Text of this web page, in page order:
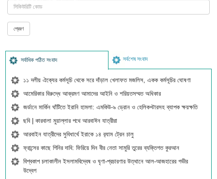
সর্বাধিক পঠিত সংবাদ সর্বশেষ সংবাদ
১১ দলীয় ঐক্যের কর্মসূচি থেকে সরে দাঁড়াল খেলাফত মজলিস, একক কর্মসূচির ঘোষণা
আমেরিকার বিরুদ্ধে আক্রমণ আমাদের আইনি ও শরিয়তসম্মত অধিকার
জর্ডানে মার্কিন ঘাঁটিতে ইরানি হামলা: এমকিউ-৯ ড্রোন ও হেলিকপ্টারসহ ব্যাপক ক্ষয়ক্ষতি
ছবি | কারবালা মুয়াল্লার পথে আরবাঈন যাত্রীরা
আরবাইন যাত্রীদের সুবিধার্থে ইরাকে ১৪ র‍্যাম ট্রেন চালু
ফ্রান্সের কাছে গিনির দাবি: ফিরিয়ে দিন বীর নেতা সামুরি তুরের ব্যক্তিগত কুরআন
বিশ্বকাপ চলাকালীন ইসলামবিদ্বেষ ও ঘৃণা-প্রচারণার উত্থানে আল-আজহারের গভীর
উদ্বেগ